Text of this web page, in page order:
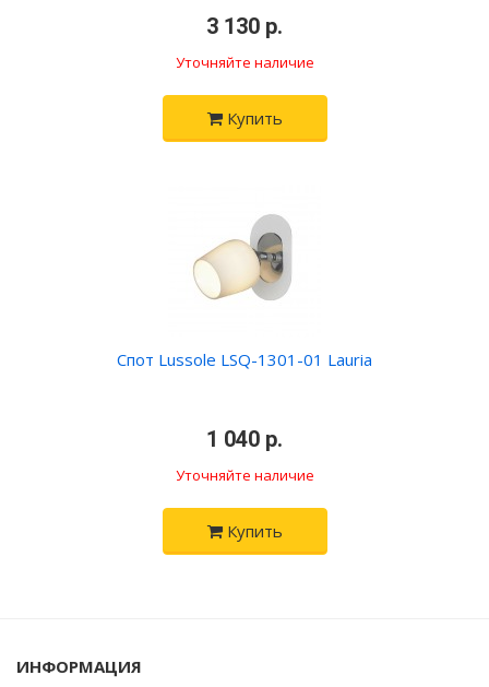
3 130 р.
Уточняйте наличие
Купить
Спот Lussole LSQ-1301-01 Lauria
1 040 р.
Уточняйте наличие
Купить
ИНФОРМАЦИЯ